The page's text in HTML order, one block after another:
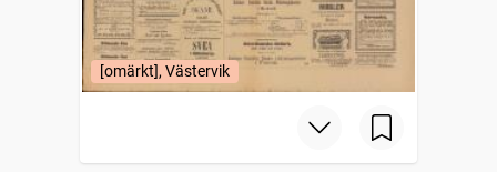
[omärkt], Västervik